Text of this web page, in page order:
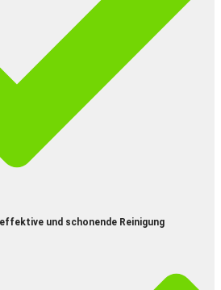
und schonende Reinigung